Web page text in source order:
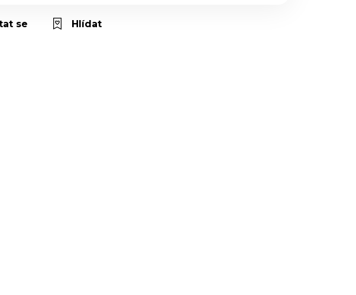
se Hlídat